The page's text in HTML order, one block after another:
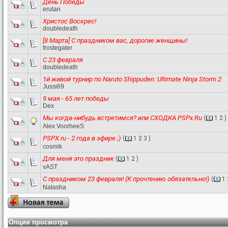
День Победы
erutan
Христос Воскрес!
doubledeath
[8 Марта] С праздником вас, дорогие женщины!
frostegater
С 23 февраля
doubledeath
1й живой турнир по Naruto Shippuden: Ultimate Ninja Storm 2
Jussi69
9 мая - 65 лет победы
Dex
Мы когда-нибудь встретимся? или СХОДКА PSPx.Ru ( 1 2 )
Alex VoorheeS
PSPX.ru - 2 года в эфире ;) ( 1 2 3 )
cosmik
Для меня это праздник ( 1 2 )
vAST
С праздником 23 февраля! (К прочтению обязательно!) ( 1
Natasha
Опции просмотра